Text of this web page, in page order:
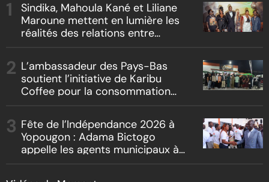
Sindika, Mahoula Kané et Liliane
Maroune mettent en lumière les
réalités des relations entre
« Boss vs Boss »
L’ambassadeur des Pays-Bas
soutient l’initiative de Karibu
Coffee pour la consommation
reboisement
Fête de l’Indépendance 2026 à
Yopougon : Adama Bictogo
appelle les agents municipaux à